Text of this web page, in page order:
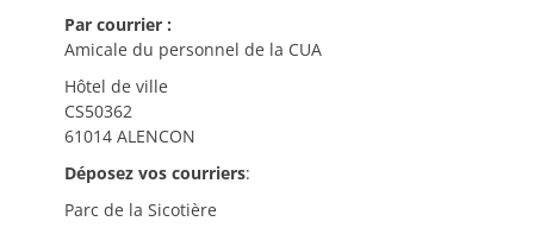
Par courrier :
Amicale du personnel de la CUA
Hôtel de ville
CS50362
61014 ALENCON
Déposez vos courriers:
Parc de la Sicotière